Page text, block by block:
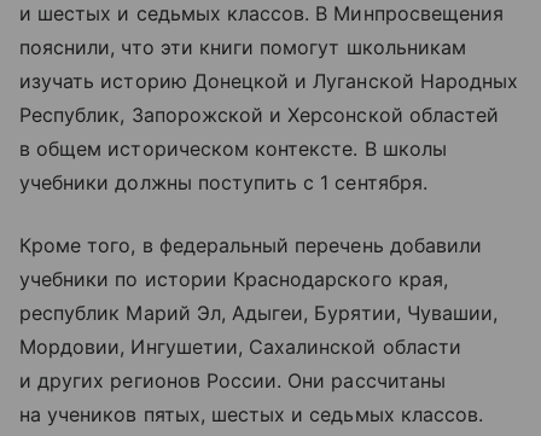
и шестых и седьмых классов. В Минпросвещения
пояснили, что эти книги помогут школьникам
изучать историю Донецкой и Луганской Народных
Республик, Запорожской и Херсонской областей
в общем историческом контексте. В школы
учебники должны поступить с 1 сентября.
Кроме того, в федеральный перечень добавили
учебники по истории Краснодарского края,
республик Марий Эл, Адыгеи, Бурятии, Чувашии,
Мордовии, Ингушетии, Сахалинской области
и других регионов России. Они рассчитаны
на учеников пятых, шестых и седьмых классов.